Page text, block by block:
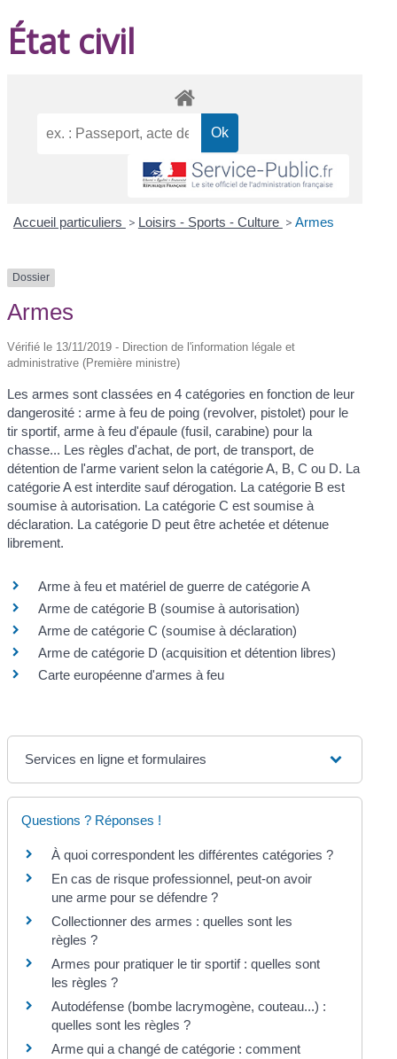
État civil
Accueil particuliers > Loisirs - Sports - Culture > Armes
Dossier
Armes
Vérifié le 13/11/2019 - Direction de l'information légale et
administrative (Première ministre)
Les armes sont classées en 4 catégories en fonction de leur
dangerosité : arme à feu de poing (revolver, pistolet) pour le
tir sportif, arme à feu d'épaule (fusil, carabine) pour la
chasse... Les règles d'achat, de port, de transport, de
détention de l'arme varient selon la catégorie A, B, C ou D. La
catégorie A est interdite sauf dérogation. La catégorie B est
soumise à autorisation. La catégorie C est soumise à
déclaration. La catégorie D peut être achetée et détenue
librement.
Arme à feu et matériel de guerre de catégorie A
Arme de catégorie B (soumise à autorisation)
Arme de catégorie C (soumise à déclaration)
Arme de catégorie D (acquisition et détention libres)
Carte européenne d'armes à feu
Services en ligne et formulaires
Questions ? Réponses !
À quoi correspondent les différentes catégories ?
En cas de risque professionnel, peut-on avoir
une arme pour se défendre ?
Collectionner des armes : quelles sont les
règles ?
Armes pour pratiquer le tir sportif : quelles sont
les règles ?
Autodéfense (bombe lacrymogène, couteau...) :
quelles sont les règles ?
Arme qui a changé de catégorie : comment